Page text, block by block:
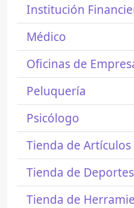
Institución
Médico
Oficinas de
Peluquería
Psicólogo
Tienda de
Tienda de Deportes
Tienda de